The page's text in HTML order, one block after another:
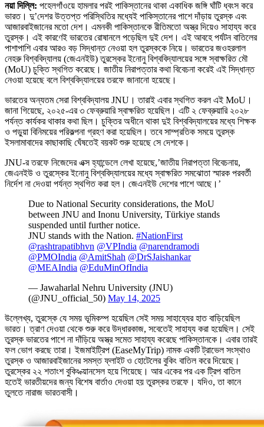
নয়া দিল্লি: পহেলগাঁওয়ে হামলার পরই পাকিস্তানের থাকা একাধিক জঙ্গি ঘাঁটি ধ্বংস করে
ভারত। দু’দেশর উত্তপ্ত পরিস্থিতির মধ্যেই পাকিস্তানের পাশে দাঁড়ায় তুরস্ক এবং
আজারবাইজানের মতো দেশ। এমনকী পাকিস্তানকে রীতিমতো অস্ত্র দিয়েও সাহায্য করে
তুরস্ক। এই কারণেই ভারতের রোষানলে পড়েছিল দুই দেশ। এই আবহে পর্যটন বাতিলের
পাশাপাশি এবার আরও বড় সিদ্ধান্ত নেওয়া হল তুরস্ককে নিয়ে। ভারতের জওহরলাল
নেহরু বিশ্ববিদ্যালয় (জেএনইউ) তুরস্কের ইনোনু বিশ্ববিদ্যালয়ের সঙ্গে স্বাক্ষরিত মৌ
(MoU) চুক্তি স্থগিত করেছে। জাতীয় নিরাপত্তার কথা বিবেচনা করেই এই সিদ্ধান্ত
নেওয়া হয়েছে বলে বিশ্ববিদ্যালয়ের তরফে জানানো হয়েছে।
ভারতের অন্যতম সেরা বিশ্ববিদ্যালয় JNU। তারাই এবার স্থগিত করল এই MoU।
জানা গিয়েছে, ২০২৫-এর ৩ ফেব্রুয়ারি স্বাক্ষরিত হয়েছিল। এটি ২ ফেব্রুয়ারি ২০২৮
পর্যন্ত কার্যকর থাকার কথা ছিল। চুক্তির অধীনে থাকা দুই বিশ্ববিদ্যালয়ের মধ্যে শিক্ষক
ও পড়ুয়া বিনিময়ের পরিকল্পনা গ্রহণ করা হয়েছিল। তবে সাম্প্রতিক সময়ে তুরস্ক
ইসলামাবাদের কাছাকাছি ঘেঁষতেই বয়কট শুরু হয়েছে সে দেশকে।
JNU-র তরফে নিজেদের এক্স হ্যান্ডেলে লেখা হয়েছে,’জাতীয় নিরাপত্তা বিবেচনায়,
জেএনইউ ও তুরস্কের ইনোনু বিশ্ববিদ্যালয়ের মধ্যে স্বাক্ষরিত সমঝোতা স্মারক পরবর্তী
নির্দেশ না দেওয়া পর্যন্ত স্থগিত করা হল। জেএনইউ দেশের পাশে আছে।’
Due to National Security considerations, the MoU
between JNU and Inonu University, Türkiye stands
suspended until further notice.
JNU stands with the Nation. #NationFirst
@rashtrapatibhvn @VPIndia @narendramodi
@PMOIndia @AmitShah @DrSJaishankar
@MEAIndia @EduMinOfIndia
— Jawaharlal Nehru University (JNU)
(@JNU_official_50) May 14, 2025
উল্লেখ্য, তুরস্কে যে সময় ভূমিকম্প হয়েছিল সেই সময় সাহায্যের হাত বাড়িয়েছিল
ভারত। ত্রাণ দেওয়া থেকে শুরু করে উদ্ধারকাজ, সবেতেই সাহায্য করা হয়েছিল। সেই
তুরস্ক ভারতের পাশে না দাঁড়িয়ে অস্ত্র সমেত সাহায্য করেছে পাকিস্তানকে। এবার তারই
ফল ভোগ করছে তারা। ইজমাইট্রিপ (EaseMyTrip) নামক একটি ট্রাভেল সংস্থাও
তুরস্ক ও আজারবাইজানের সমস্ত ফ্লাইট ও হোটেলের বুকিং বাতিল করে দিয়েছে।
তুরস্কের ২২ শতাংশ বুকিং ক্য়ানসেল হয়ে গিয়েছে। আর একের পর এক ট্রিপ বাতিল
হতেই ভারতীয়দের জন্য বিশেষ বার্তাও দেওয়া হয় তুরস্কর তরফে। যদিও, তা কানে
তুলতে নারাজ ভারতবাসী।